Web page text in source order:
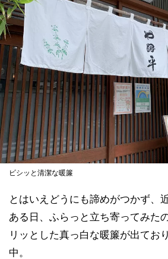
ビシッと清潔な暖簾
とはいえどうにも諦めがつかず、
ある日、ふらっと立ち寄ってみた
リッとした真っ白な暖簾が出てお
中。